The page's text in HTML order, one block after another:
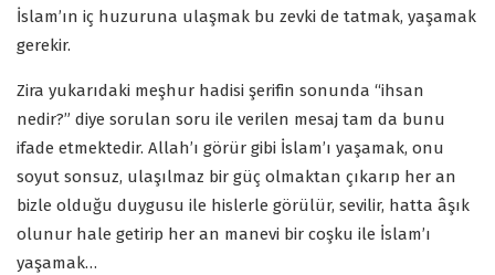
İslam’ın iç huzuruna ulaşmak bu zevki de tatmak, yaşamak
gerekir.
Zira yukarıdaki meşhur hadisi şerifin sonunda “ihsan
nedir?” diye sorulan soru ile verilen mesaj tam da bunu
ifade etmektedir. Allah’ı görür gibi İslam’ı yaşamak, onu
soyut sonsuz, ulaşılmaz bir güç olmaktan çıkarıp her an
bizle olduğu duygusu ile hislerle görülür, sevilir, hatta âşık
olunur hale getirip her an manevi bir coşku ile İslam’ı
yaşamak…